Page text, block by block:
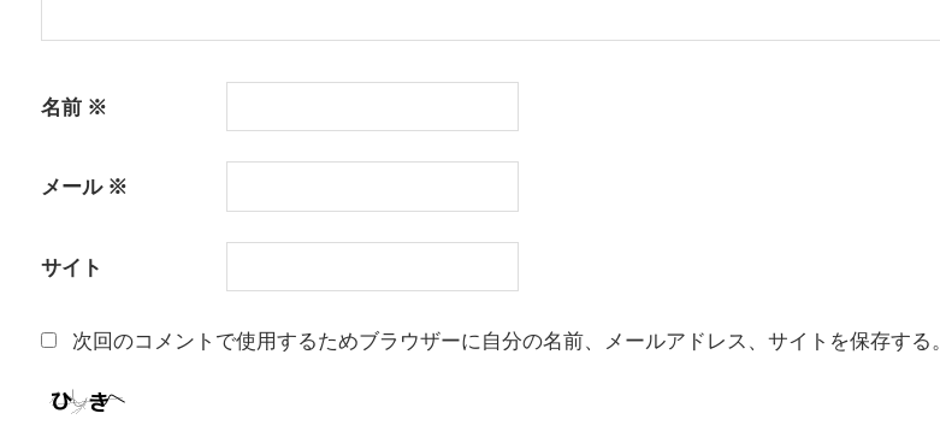
名前 ※
メール ※
サイト
次回のコメントで使用するためブラウザーに自分の名前、メールアドレス、サイトを保存する。